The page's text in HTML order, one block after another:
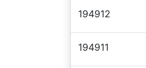
194912
194911